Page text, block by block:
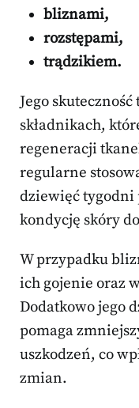
bliznami,
rozstępami,
trądzikiem.
Jego
składnikach,
regeneracji
regularne
dziewięć tygodni
kondycję skóry
W przypadku
ich gojenie oraz
Dodatkowo jego
pomaga
uszkodzeń, co
zmian.